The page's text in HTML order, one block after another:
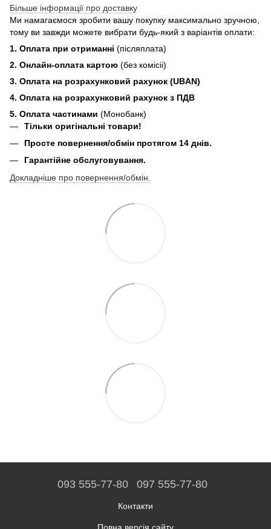
Більше інформації про доставку
Ми намагаємося зробити вашу покупку максимально зручною,
тому ви завжди можете вибрати будь-який з варіантів оплати:
1. Оплата при отриманні (післяплата)
2. Онлайн-оплата картою (без комісіі)
3. Оплата на розрахунковий рахунок (UBAN)
4. Оплата на розрахунковий рахунок з ПДВ
5. Оплата частинами (Монобанк)
Тільки оригінальні товари!
Просте повернення/обмін протягом 14 днів.
Гарантійне обслуговування.
Докладніше про повернення/обмін.
093 555-77-80 097 555-77-80
Контакти